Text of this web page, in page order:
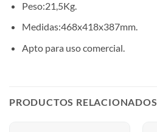
Peso:21,5Kg.
Medidas:468x418x387mm.
Apto para uso comercial.
PRODUCTOS RELACIONADOS